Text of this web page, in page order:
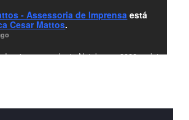
- Assessoria de Imprensa está
Cesar Mattos.
um excelente Natal e um 2026 repleto
nos acompanham!🎄✨🥂❤️
#natal #merrychristmas #felizanonovo